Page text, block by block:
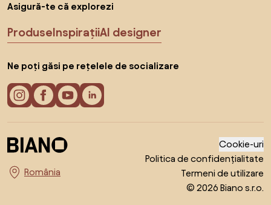
Asigură-te că explorezi
ProduseInspirațiiAI designer
Ne poți găsi pe rețelele de socializare
Alege țara
Cookie-uri
Politica de confidențialitate
Termeni de utilizare
© 2026 Biano s.r.o.